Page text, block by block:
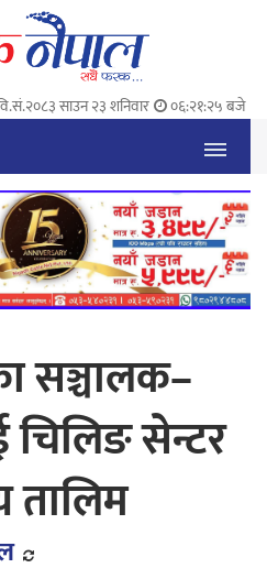
साउन २३ शनिवार ०६:२१:२६ बजे
सञ्चालक–
चिलिङ सेन्टर
तालिम